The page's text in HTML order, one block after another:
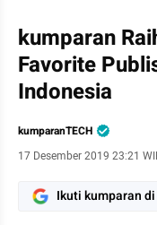
kumparan
Favorite
Indonesia
kumparanTECH
17 Desember 2019 23:21
Ikuti kumparan